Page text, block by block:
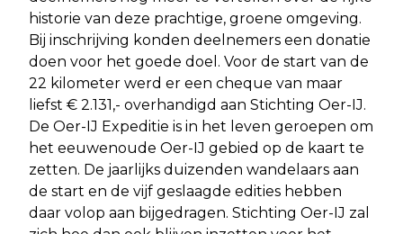
historie van deze prachtige, groene omgeving.
Bij inschrijving konden deelnemers een donatie
doen voor het goede doel. Voor de start van de
22 kilometer werd er een cheque van maar
liefst € 2.131,- overhandigd aan Stichting Oer-IJ.
De Oer-IJ Expeditie is in het leven geroepen om
het eeuwenoude Oer-IJ gebied op de kaart te
zetten. De jaarlijks duizenden wandelaars aan
de start en de vijf geslaagde edities hebben
daar volop aan bijgedragen. Stichting Oer-IJ zal